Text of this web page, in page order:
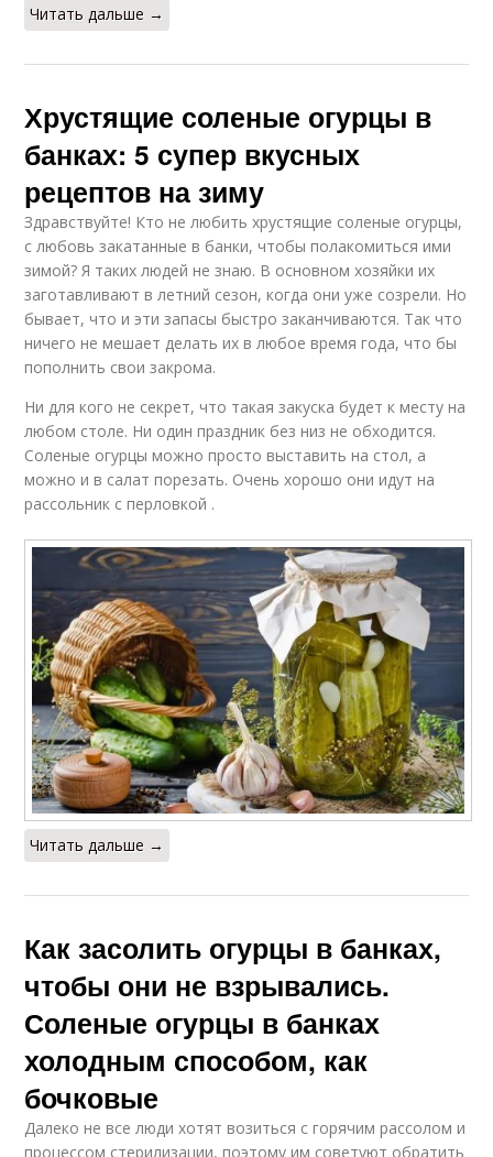
Читать дальше →
Хрустящие соленые огурцы в
банках: 5 супер вкусных
рецептов на зиму
Здравствуйте! Кто не любить хрустящие соленые огурцы,
с любовь закатанные в банки, чтобы полакомиться ими
зимой? Я таких людей не знаю. В основном хозяйки их
заготавливают в летний сезон, когда они уже созрели. Но
бывает, что и эти запасы быстро заканчиваются. Так что
ничего не мешает делать их в любое время года, что бы
пополнить свои закрома.
Ни для кого не секрет, что такая закуска будет к месту на
любом столе. Ни один праздник без низ не обходится.
Соленые огурцы можно просто выставить на стол, а
можно и в салат порезать. Очень хорошо они идут на
рассольник с перловкой .
Читать дальше →
Как засолить огурцы в банках,
чтобы они не взрывались.
Соленые огурцы в банках
холодным способом, как
бочковые
Далеко не все люди хотят возиться с горячим рассолом и
процессом стерилизации, поэтому им советуют обратить